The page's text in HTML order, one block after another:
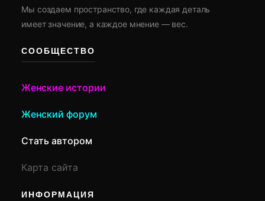
Мы создаем пространство, где каждая деталь
имеет значение, а каждое мнение — вес.
СООБЩЕСТВО
Женские истории
Женский форум
Стать автором
Карта сайта
ИНФОРМАЦИЯ